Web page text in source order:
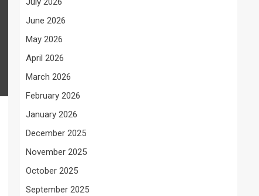
June 2026
May 2026
April 2026
March 2026
February 2026
January 2026
December 2025
November 2025
October 2025
September 2025